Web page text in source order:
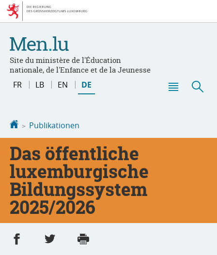
Zur
Navigation
Zum
Inhalt
Site du ministère de l'Éducation
nationale, de l'Enfance et de la Jeunesse
Changer
FR LB EN DE
Startseite
Publikationen
Das öffentliche
luxemburgische
Bildungssystem
2025/2026
Partager sur Facebook
Partager sur Twitter